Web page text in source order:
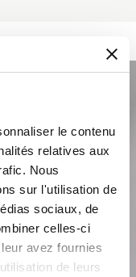
le contenu
relatives aux
Nous
sur l'utilisation de
sociaux, de
celles-ci
avez fournies
de leurs